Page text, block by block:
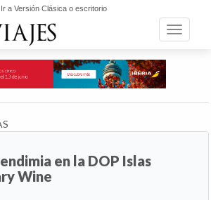
Ir a Versión Clásica o escritorio
Toggle
en la DOP Islas
Wine